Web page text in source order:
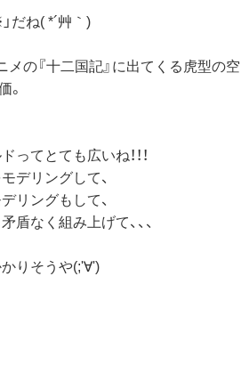
だね( *´艸｀)
ニメの『十二国記』に出てくる虎型の空
。
てとても広いね！！！
デリングして、
リングもして、
なく組み上げて、、、
りそうや(;'∀')